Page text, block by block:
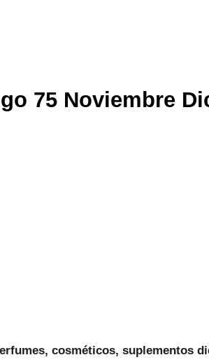
75 Noviembre
cosméticos, suplementos